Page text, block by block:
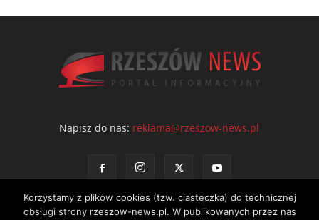
Napisz do nas: reklama@rzeszow-news.pl
Korzystamy z plików cookies (tzw. ciasteczka) do technicznej
obsługi strony rzeszow-news.pl. W publikowanych przez nas